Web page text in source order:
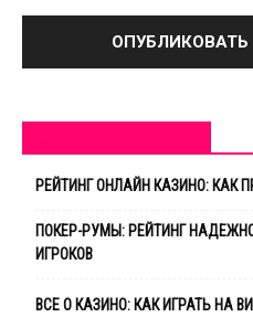
РЕЙТИНГ ОНЛАЙН КАЗИНО: КАК
ПОКЕР-РУМЫ: РЕЙТИНГ
ИГРОКОВ
ВСЕ О КАЗИНО: КАК ИГРАТЬ НА